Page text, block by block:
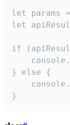
let
let
if
} else {
}